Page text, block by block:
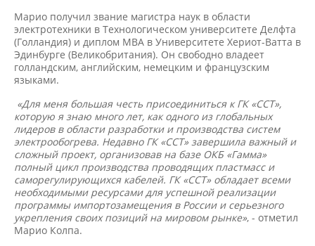
Марио получил звание магистра наук в области
электротехники в Технологическом университете Делфта
(Голландия) и диплом MBA в Университете Хериот-Ватта в
Эдинбурге (Великобритания). Он свободно владеет
голландским, английским, немецким и французским
языками.
«Для меня большая честь присоединиться к ГК «ССТ»,
которую я знаю много лет, как одного из глобальных
лидеров в области разработки и производства систем
электрообогрева. Недавно ГК «ССТ» завершила важный и
сложный проект, организовав на базе ОКБ «Гамма»
полный цикл производства проводящих пластмасс и
саморегулирующихся кабелей. ГК «ССТ» обладает всеми
необходимыми ресурсами для успешной реализации
программы импортозамещения в России и серьезного
укрепления своих позиций на мировом рынке», - отметил
Марио Колпа.